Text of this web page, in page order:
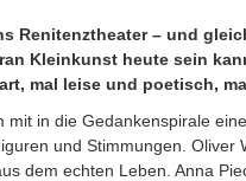
Renitenztheater – und
Kleinkunst heute sein
mal leise und poetisch,
mit in die Gedankenspirale
und Stimmungen. Oliver
dem echten Leben. Anna